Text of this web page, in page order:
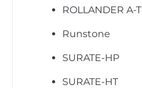
ROLLANDER A-T
Runstone
SURATE-HP
SURATE-HT